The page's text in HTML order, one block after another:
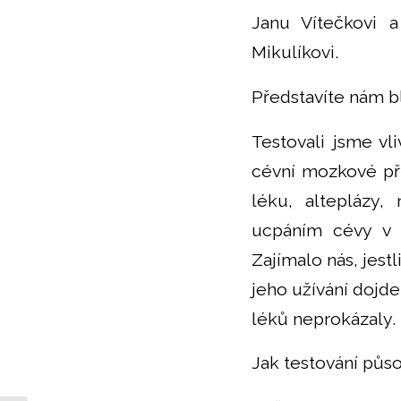
Janu Vítečkovi
Mikulíkovi.
Představíte nám
Testovali jsme
cévní mozkové
léku, alteplázy,
ucpáním cévy v
Zajímalo nás,
jeho užívání
léků neprokázaly.
Jak testování